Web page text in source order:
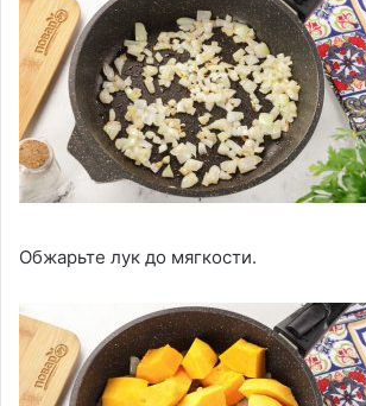
Обжарьте лук до мягкости.